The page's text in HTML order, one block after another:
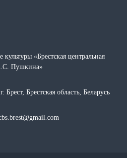
культуры «Брестская центральная
Пушкина»
Брестская область, Беларусь